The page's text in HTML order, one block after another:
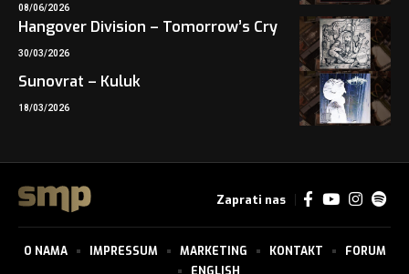
08/06/2026
Hangover Division – Tomorrow’s Cry
30/03/2026
Sunovrat – Kuluk
18/03/2026
Zaprati nas
O NAMA IMPRESSUM MARKETING KONTAKT
FORUM